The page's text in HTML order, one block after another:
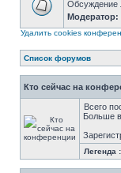
Обсуждение
Модератор:
Удалить cookies
Список форумов
Кто сейчас на
Всего
Больше
Легенда